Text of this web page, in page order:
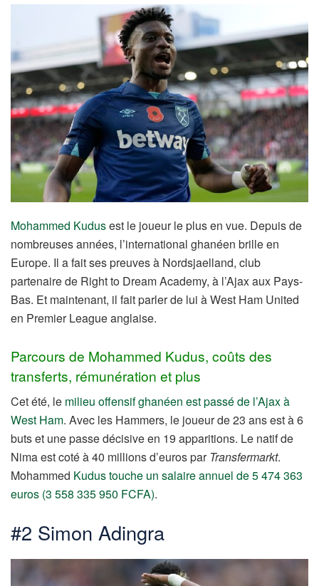
Mohammed Kudusest le joueur le plus en vue. Depuis de
nombreuses années, l’international ghanéen brille en
Europe. Il a fait ses preuves à Nordsjaelland, club
partenaire de Right to Dream Academy, à l’Ajax aux Pays-
Bas. Et maintenant, il fait parler de lui à West Ham United
en Premier League anglaise.
Parcours de Mohammed Kudus, coûts des
transferts, rémunération et plus
Cet été, le milieu offensif ghanéen est passé de l’Ajax à
West Ham. Avec les Hammers, le joueur de 23 ans est à 6
buts et une passe décisive en 19 apparitions. Le natif de
Nima est coté à 40 millions d’euros par Transfermarkt.
Mohammed Kudus touche un salaire annuel de 5 474 363
euros (3 558 335 950 FCFA).
#2 Simon Adingra